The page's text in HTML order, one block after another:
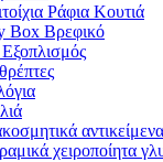
Ράφια Κουτιά
Box Βρεφικό
αντικείμενα
χειροποίητα